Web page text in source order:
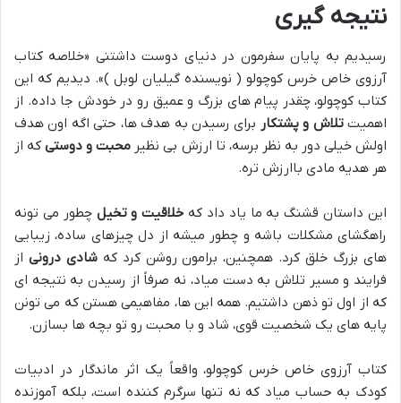
نتیجه گیری
رسیدیم به پایان سفرمون در دنیای دوست داشتنی «خلاصه کتاب
آرزوی خاص خرس کوچولو ( نویسنده گیلیان لوبل )». دیدیم که این
کتاب کوچولو، چقدر پیام های بزرگ و عمیق رو در خودش جا داده. از
اهمیتتلاش و پشتکار برای رسیدن به هدف ها، حتی اگه اون هدف
اولش خیلی دور به نظر برسه، تا ارزش بی نظیر محبت و دوستیکه از
هر هدیه مادی باارزش تره.
این داستان قشنگ به ما یاد داد که خلاقیت و تخیل چطور می تونه
راهگشای مشکلات باشه و چطور میشه از دل چیزهای ساده، زیبایی
های بزرگ خلق کرد. همچنین، برامون روشن کرد کهشادی درونی از
فرایند و مسیر تلاش به دست میاد، نه صرفاً از رسیدن به نتیجه ای
که از اول تو ذهن داشتیم. همه این ها، مفاهیمی هستن که می تونن
پایه های یک شخصیت قوی، شاد و با محبت رو تو بچه ها بسازن.
کتاب آرزوی خاص خرس کوچولو، واقعاً یک اثر ماندگار در ادبیات
کودک به حساب میاد که نه تنها سرگرم کننده است، بلکه آموزنده